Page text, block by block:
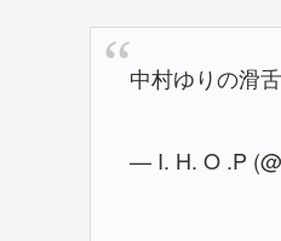
中村ゆりの滑
— I. H. O .P